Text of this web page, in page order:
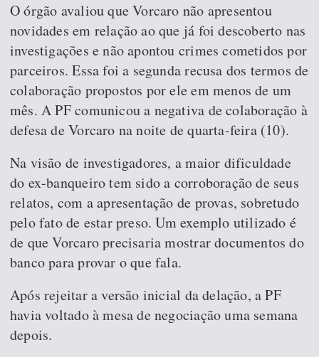
O órgão avaliou que Vorcaro não apresentou
novidades em relação ao que já foi descoberto nas
investigações e não apontou crimes cometidos por
parceiros. Essa foi a segunda recusa dos termos de
colaboração propostos por ele em menos de um
mês. A PF comunicou a negativa de colaboração à
defesa de Vorcaro na noite de quarta-feira (10).
Na visão de investigadores, a maior dificuldade
do ex-banqueiro tem sido a corroboração de seus
relatos, com a apresentação de provas, sobretudo
pelo fato de estar preso. Um exemplo utilizado é
de que Vorcaro precisaria mostrar documentos do
banco para provar o que fala.
Após rejeitar a versão inicial da delação, a PF
havia voltado à mesa de negociação uma semana
depois.